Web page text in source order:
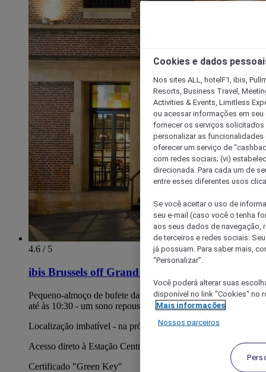
4.6 / 5
ibis Brussels off Grand Place
Pequeno-almoço de bufete das 06:30-10:00 (fins de semana
até às 10:30 - um sono repousante)
Localização imbatível - na própria Grand Place de Bruxelas
Acesso direto à Estação Central
Certificado "Green Key"
Cookies e dados
Nos sites ALL, hotelF1, ibis,
Resorts, Business Travel,
Activities & Events, Limitless
ou acessar informações em
fornecer os serviços solicitados
personalizar as
oferecer um serviço de
com redes sociais; (vi)
direcionada. Para cada um de
entre esses diferentes usos
Se você aceitar o uso de
seu e-mail (caso você o tenha
aos seus dados de navegação,
de terceiros e redes sociais.
já possuam. Para saber mais,
“Personalizar”.
Você poderá alterar suas
disponível no link "Cookies" no
Mais informações
Nossos parceiros